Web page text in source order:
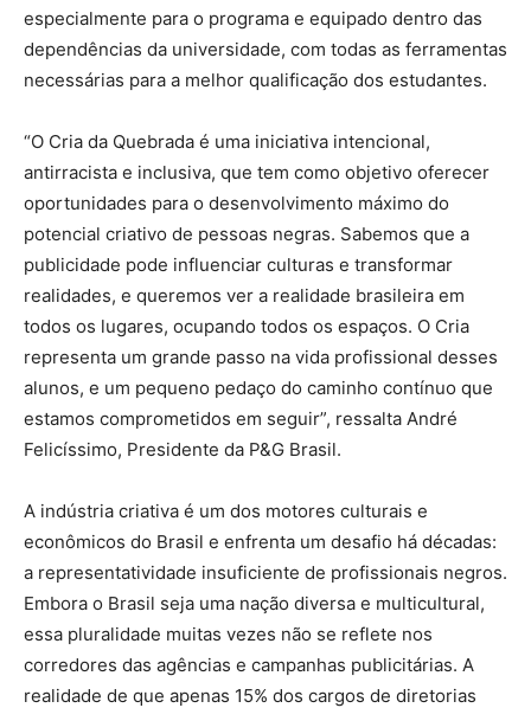
especialmente para o programa e equipado dentro das
dependências da universidade, com todas as ferramentas
necessárias para a melhor qualificação dos estudantes.
“O Cria da Quebrada é uma iniciativa intencional,
antirracista e inclusiva, que tem como objetivo oferecer
oportunidades para o desenvolvimento máximo do
potencial criativo de pessoas negras. Sabemos que a
publicidade pode influenciar culturas e transformar
realidades, e queremos ver a realidade brasileira em
todos os lugares, ocupando todos os espaços. O Cria
representa um grande passo na vida profissional desses
alunos, e um pequeno pedaço do caminho contínuo que
estamos comprometidos em seguir”, ressalta André
Felicíssimo, Presidente da P&G Brasil.
A indústria criativa é um dos motores culturais e
econômicos do Brasil e enfrenta um desafio há décadas:
a representatividade insuficiente de profissionais negros.
Embora o Brasil seja uma nação diversa e multicultural,
essa pluralidade muitas vezes não se reflete nos
corredores das agências e campanhas publicitárias. A
realidade de que apenas 15% dos cargos de diretorias